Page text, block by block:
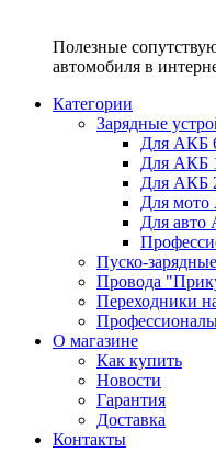
Полезные
автомобиля в
Категории
Зарядные
Для АКБ
Для АКБ
Для АКБ
Для
Для авто
Пуско-
Провода
Переходники
О магазине
Как купить
Новости
Гарантия
Доставка
Контакты